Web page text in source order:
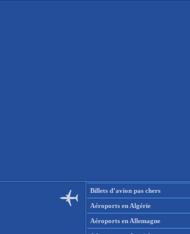
Billets d’avion pas chers
Aéroports en Algérie
Aéroports en Allemagne